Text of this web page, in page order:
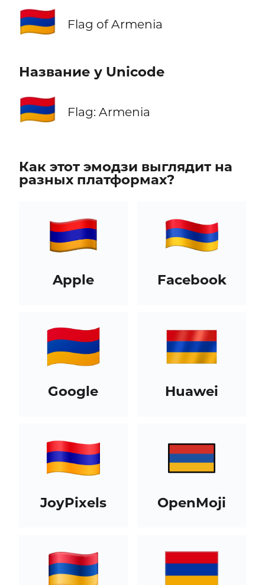
🇦🇲 Flag of Armenia
Название у Unicode
🇦🇲 Flag: Armenia
Как этот эмодзи выглядит на
разных платформах?
Apple Facebook
Google Huawei
JoyPixels OpenMoji